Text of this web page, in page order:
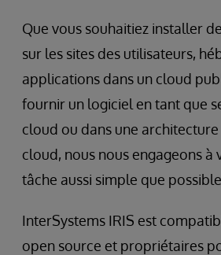
Que vous souhaitiez installer
sur les sites des utilisateurs,
applications dans un cloud
fournir un logiciel en tant que
cloud ou dans une
cloud, nous nous engageons à
tâche aussi simple que possible.
InterSystems IRIS est
open source et propriétaires